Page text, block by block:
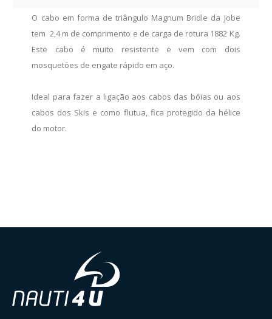
O cabo em forma de triângulo Magnum Bridle da Jobe
tem 2,4 m de comprimento e de carga de rotura 1882 Kg.
Este cabo é muito resistente e vem com dois
mosquetões de engate rápido em aço.
Ideal para fazer a ligação aos cabos das bóias ou aos
cabos dos Skis e como flutua, fica protegido da hélice
do motor.